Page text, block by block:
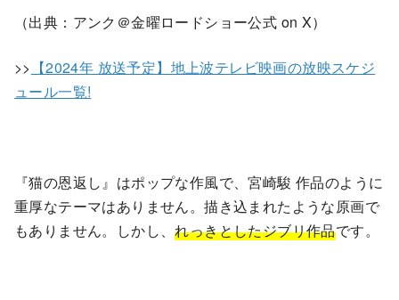
（出典：アンク＠金曜ロードショー公式 on X）
>> 【2024年 放送予定】地上波テレビ映画の放映スケジ
ュール一覧!
『猫の恩返し』はポップな作風で、宮崎駿 作品のように
重厚なテーマはありません。描き込まれたような原画で
もありません。しかし、れっきとしたジブリ作品です。